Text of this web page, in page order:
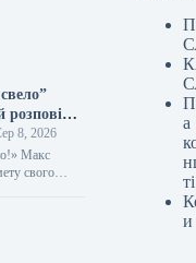
в
8, 2026
Макс
свого
додати…
а
ті
и